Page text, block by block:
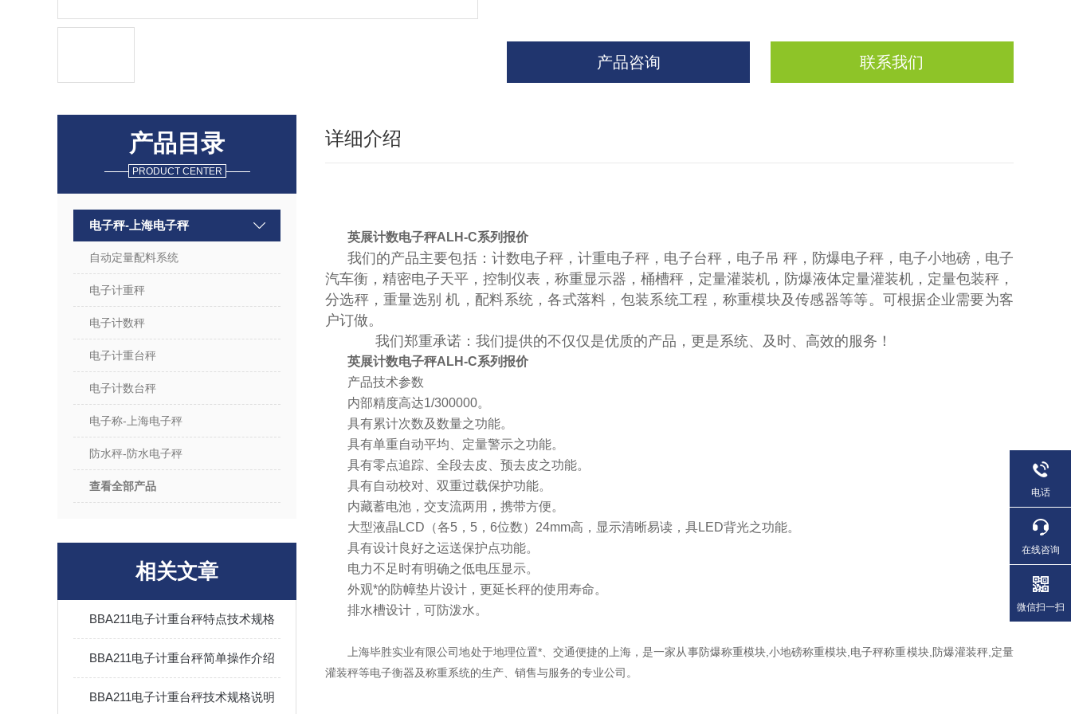
产品咨询 联系我们
产品目录
PRODUCT CENTER
电子秤-上海电子秤
自动定量配料系统
电子计重秤
电子计数秤
电子计重台秤
电子计数台秤
电子称-上海电子秤
防水秤-防水电子秤
查看全部产品
相关文章
BBA211电子计重台秤特点技术规格
BBA211电子计重台秤简单操作介绍
BBA211电子计重台秤技术规格说明
详细介绍
英展计数电子秤ALH-C系列报价
我们的产品主要包括：计数电子秤，计重电子秤，电子台秤，电子吊 秤，防爆电子秤，电子小地磅，电子
汽车衡，精密电子天平，控制仪表，称重显示器，桶槽秤，定量灌装机，防爆液体定量灌装机，定量包装秤，
分选秤，重量选别 机，配料系统，各式落料，包装系统工程，称重模块及传感器等等。可根据企业需要为客
户订做。
我们郑重承诺：我们提供的不仅仅是优质的产品，更是系统、及时、高效的服务！
英展计数电子秤ALH-C系列报价
产品技术参数
内部精度高达1/300000。
具有累计次数及数量之功能。
具有单重自动平均、定量警示之功能。
具有零点追踪、全段去皮、预去皮之功能。
具有自动校对、双重过载保护功能。
内藏蓄电池，交支流两用，携带方便。
大型液晶LCD（各5，5，6位数）24mm高，显示清晰易读，具LED背光之功能。
具有设计良好之运送保护点功能。
电力不足时有明确之低电压显示。
外观*的防幛垫片设计，更延长秤的使用寿命。
排水槽设计，可防泼水。
上海毕胜实业有限公司地处于地理位置*、交通便捷的上海，是一家从事防爆称重模块,小地磅称重模块,电子秤称重模块,防爆灌装秤,定量
灌装秤等电子衡器及称重系统的生产、销售与服务的专业公司。
电话
在线咨询
微信扫一扫